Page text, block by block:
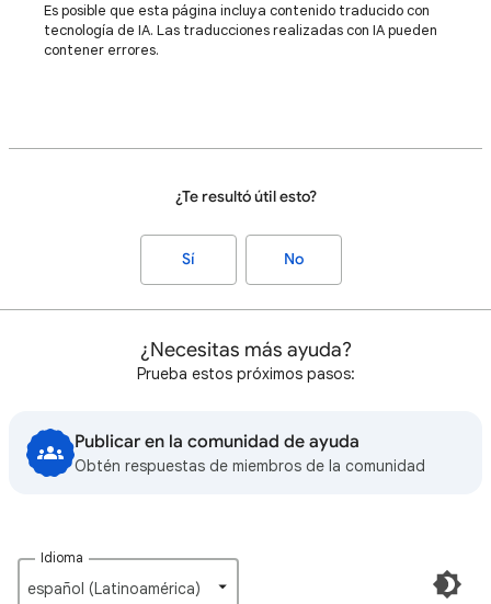
Es posible que esta página incluya contenido traducido con
tecnología de IA. Las traducciones realizadas con IA pueden
contener errores.
¿Te resultó útil esto?
Sí No
¿Necesitas más ayuda?
Prueba estos próximos pasos:
Publicar en la comunidad de ayuda
Obtén respuestas de miembros de la comunidad
Idioma
español (Latinoamérica)‎